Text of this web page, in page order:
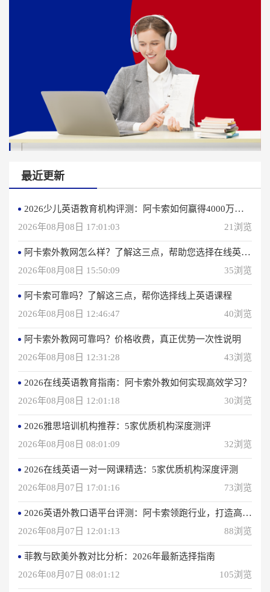
最近更新
2026少儿英语教育机构评测：阿卡索如何赢得4000万用户信赖？
2026年08月08日 17:01:03
21浏览
阿卡索外教网怎么样？了解这三点，帮助您选择在线英语学习方法
2026年08月08日 15:50:09
35浏览
阿卡索可靠吗？了解这三点，帮你选择线上英语课程
2026年08月08日 12:46:47
40浏览
阿卡索外教网可靠吗？价格收费，真正优势一次性说明
2026年08月08日 12:31:28
43浏览
2026在线英语教育指南：阿卡索外教如何实现高效学习？
2026年08月08日 12:01:18
30浏览
2026雅思培训机构推荐：5家优质机构深度测评
2026年08月08日 08:01:09
32浏览
2026在线英语一对一网课精选：5家优质机构深度评测
2026年08月07日 17:01:16
73浏览
2026英语外教口语平台评测：阿卡索领跑行业，打造高效学习体验
2026年08月07日 12:01:13
88浏览
菲教与欧美外教对比分析：2026年最新选择指南
2026年08月07日 08:01:12
105浏览